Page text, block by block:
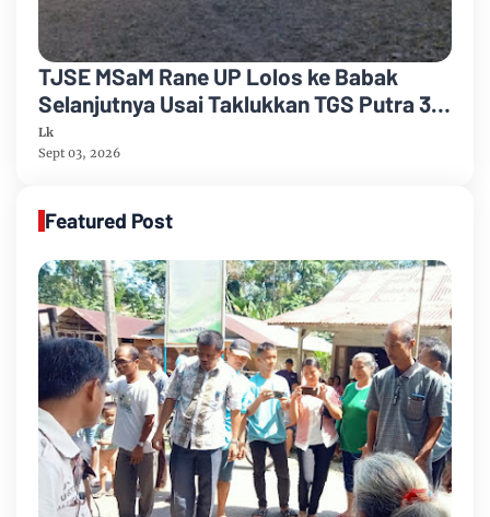
TJSE MSaM Rane UP Lolos ke Babak
Selanjutnya Usai Taklukkan TGS Putra 3-
2 di Merdeka CUP 2026
Lk
Sept 03, 2026
Featured Post